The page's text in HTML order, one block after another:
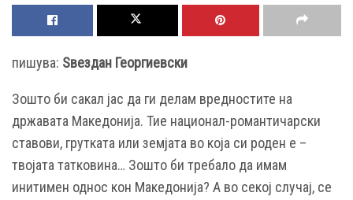
пишува: Ѕвездан Георгиевски
Зошто би сакал јас да ги делам вредностите на
државата Македонија. Тие национал-романтичарски
ставови, грутката или земјата во која си роден е –
твојата татковина… Зошто би требало да имам
инитимен однос кон Македонија? А во секој случај, се